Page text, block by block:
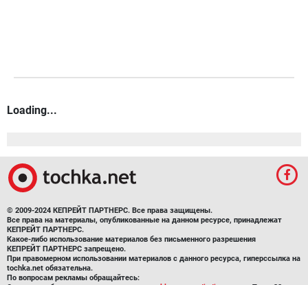
Loading...
© 2009-2024 КЕПРЕЙТ ПАРТНЕРС. Все права защищены.
Все права на материалы, опубликованные на данном ресурсе, принадлежат
КЕПРЕЙТ ПАРТНЕРС.
Какое-либо использование материалов без письменного разрешения
КЕПРЕЙТ ПАРТНЕРС запрещено.
При правомерном использовании материалов с данного ресурса, гиперссылка на
tochka.net обязательна.
По вопросам рекламы обращайтесь: